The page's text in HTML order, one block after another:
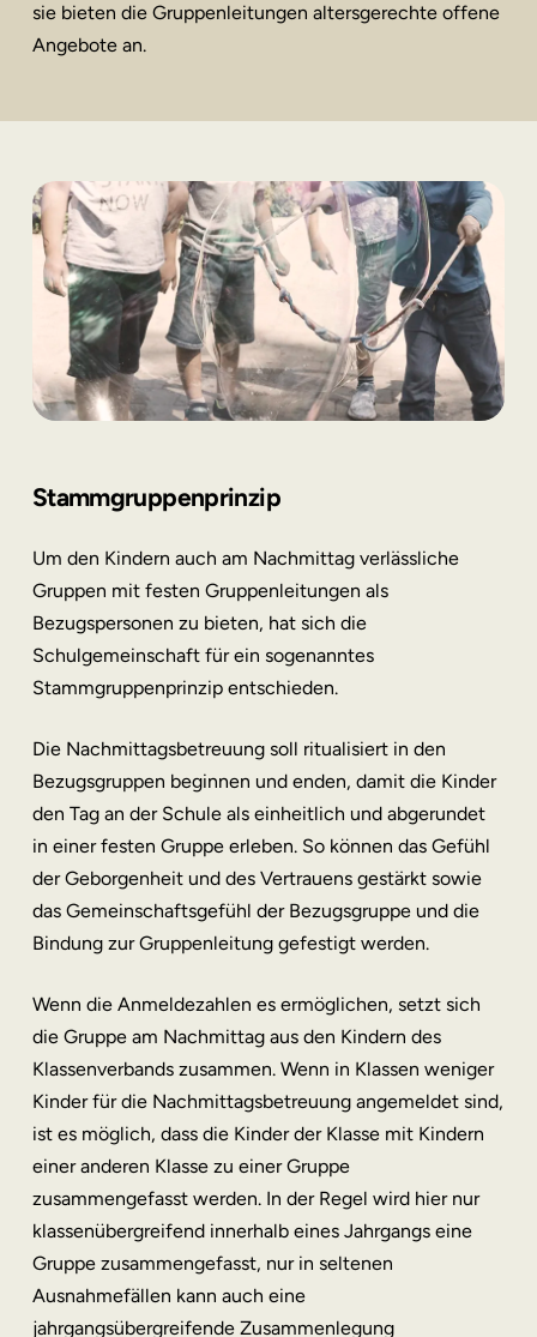
sie bieten die Gruppenleitungen altersgerechte offene
Angebote an.
Stammgruppenprinzip
Um den Kindern auch am Nachmittag verlässliche
Gruppen mit festen Gruppenleitungen als
Bezugspersonen zu bieten, hat sich die
Schulgemeinschaft für ein sogenanntes
Stammgruppenprinzip entschieden.
Die Nachmittagsbetreuung soll ritualisiert in den
Bezugsgruppen beginnen und enden, damit die Kinder
den Tag an der Schule als einheitlich und abgerundet
in einer festen Gruppe erleben. So können das Gefühl
der Geborgenheit und des Vertrauens gestärkt sowie
das Gemeinschaftsgefühl der Bezugsgruppe und die
Bindung zur Gruppenleitung gefestigt werden.
Wenn die Anmeldezahlen es ermöglichen, setzt sich
die Gruppe am Nachmittag aus den Kindern des
Klassenverbands zusammen. Wenn in Klassen weniger
Kinder für die Nachmittagsbetreuung angemeldet sind,
ist es möglich, dass die Kinder der Klasse mit Kindern
einer anderen Klasse zu einer Gruppe
zusammengefasst werden. In der Regel wird hier nur
klassenübergreifend innerhalb eines Jahrgangs eine
Gruppe zusammengefasst, nur in seltenen
Ausnahmefällen kann auch eine
jahrgangsübergreifende Zusammenlegung